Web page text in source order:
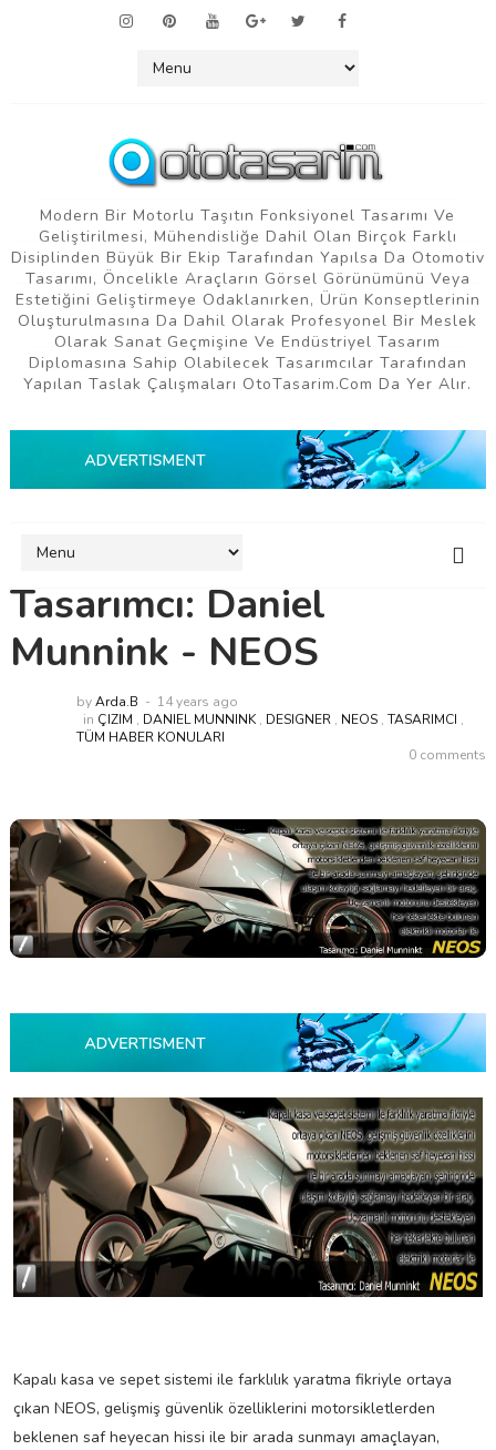
Modern Bir Motorlu Taşıtın Fonksiyonel Tasarımı Ve
Geliştirilmesi, Mühendisliğe Dahil Olan Birçok Farklı
Disiplinden Büyük Bir Ekip Tarafından Yapılsa Da Otomotiv
Tasarımı, Öncelikle Araçların Görsel Görünümünü Veya
Estetiğini Geliştirmeye Odaklanırken, Ürün Konseptlerinin
Oluşturulmasına Da Dahil Olarak Profesyonel Bir Meslek
Olarak Sanat Geçmişine Ve Endüstriyel Tasarım
Diplomasına Sahip Olabilecek Tasarımcılar Tarafından
Yapılan Taslak Çalışmaları OtoTasarim.com Da Yer Alır.
Tasarımcı: Daniel
Munnink - NEOS
byArda.B
14 years ago
in ÇIZIM , DANIEL MUNNINK, DESIGNER, NEOS, TASARIMCI ,
TÜM HABER KONULARI
0 comments
Kapalı kasa ve sepet sistemi ile farklılık yaratma fikriyle ortaya
çıkan NEOS, gelişmiş güvenlik özelliklerini motorsikletlerden
beklenen saf heyecan hissi ile bir arada sunmayı amaçlayan,